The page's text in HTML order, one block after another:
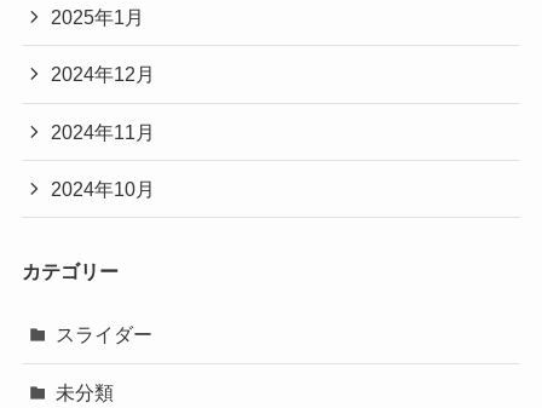
2025年1月
2024年12月
2024年11月
2024年10月
カテゴリー
スライダー
未分類